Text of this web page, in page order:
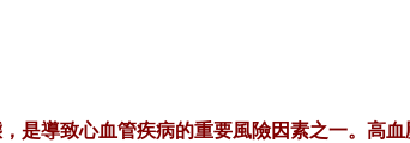
是導致心血管疾病的重要風險因素之一。高